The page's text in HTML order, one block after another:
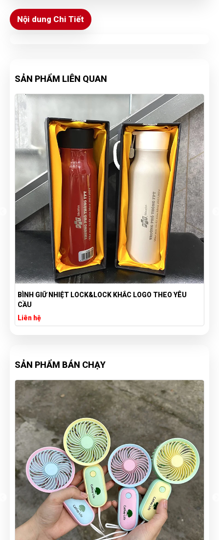
Nội dung Chi Tiết
SẢN PHẨM LIÊN QUAN
BÌNH GIỮ NHIỆT LOCK&LOCK KHẮC LOGO THEO YÊU
CẦU
Liên hệ
SẢN PHẨM BÁN CHẠY